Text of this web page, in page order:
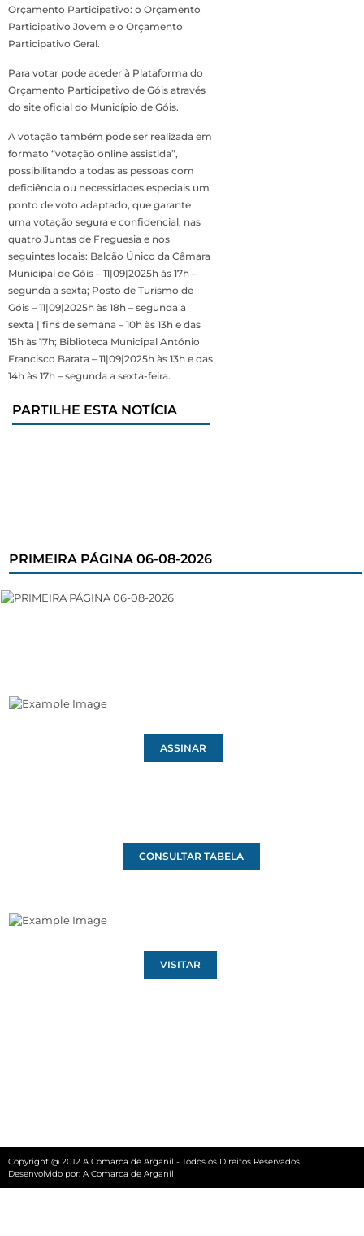
Orçamento Participativo: o Orçamento
Participativo Jovem e o Orçamento
Participativo Geral.
Para votar pode aceder à Plataforma do
Orçamento Participativo de Góis através
do site oficial do Município de Góis.
A votação também pode ser realizada em
formato “votação online assistida”,
possibilitando a todas as pessoas com
deficiência ou necessidades especiais um
ponto de voto adaptado, que garante
uma votação segura e confidencial, nas
quatro Juntas de Freguesia e nos
seguintes locais: Balcão Único da Câmara
Municipal de Góis – 11|09|2025h às 17h –
segunda a sexta; Posto de Turismo de
Góis – 11|09|2025h às 18h – segunda a
sexta | fins de semana – 10h às 13h e das
15h às 17h; Biblioteca Municipal António
Francisco Barata – 11|09|2025h às 13h e das
14h às 17h – segunda a sexta-feira.
PARTILHE ESTA NOTÍCIA
PRIMEIRA PÁGINA 06-08-2026
ASSINAR
CONSULTAR TABELA
VISITAR
Copyright @ 2012 A Comarca de Arganil - Todos os Direitos Reservados
Desenvolvido por: A Comarca de Arganil